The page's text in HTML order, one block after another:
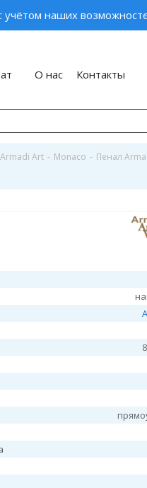
учётом наших
О нас Контакты
Armadi Art - Monaco - Пенал